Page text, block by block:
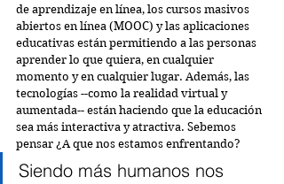
de aprendizaje en línea, los cursos masivos
abiertos en línea (MOOC) y las aplicaciones
educativas están permitiendo a las personas
aprender lo que quiera, en cualquier
momento y en cualquier lugar. Además, las
tecnologías --como la realidad virtual y
aumentada-- están haciendo que la educación
sea más interactiva y atractiva. Sebemos
pensar ¿A que nos estamos enfrentando?
Siendo más humanos nos